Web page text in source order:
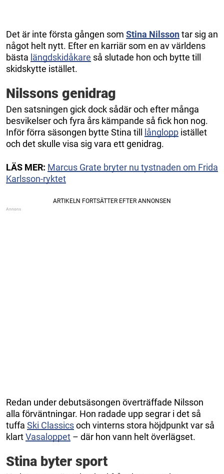
Det är inte första gången som Stina Nilssontar sig an
något helt nytt. Efter en karriär som en av världens
bästa längdskidåkare så slutade hon och bytte till
skidskytte istället.
Nilssons genidrag
Den satsningen gick dock sådär och efter många
besvikelser och fyra års kämpande så fick hon nog.
Inför förra säsongen bytte Stina till
långlopp istället
och det skulle visa sig vara ett genidrag.
LÄS MER: Marcus Grate bryter nu tystnaden om Frida
Karlsson-ryktet
Redan under debutsäsongen överträffade Nilsson
alla förväntningar. Hon radade upp segrar i det så
tuffa Ski Classicsoch vinterns stora höjdpunkt var så
klartVasaloppet – där hon vann helt överlägset.
Stina byter sport